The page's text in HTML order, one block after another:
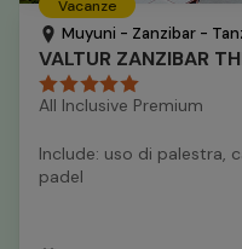
Vacanze
Muyuni - Zanzibar -
All Inclusive Premium
Include: uso di palestra,
padel